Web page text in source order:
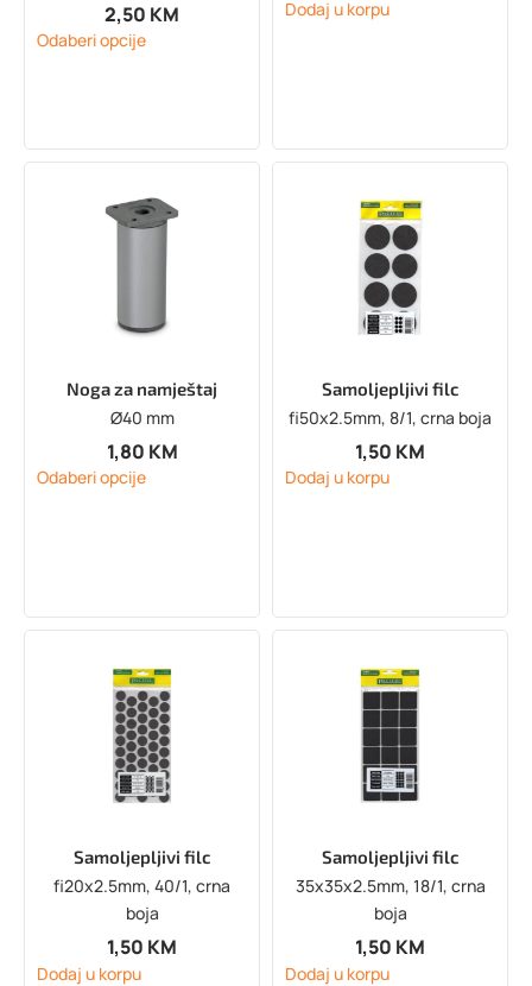
2,50 KM
Odaberi opcije
Dodaj u korpu
Noga za namještaj
Ø40 mm
1,80 KM
Odaberi opcije
Samoljepljivi filc
fi50x2.5mm, 8/1, crna boja
1,50 KM
Dodaj u korpu
Samoljepljivi filc
fi20x2.5mm, 40/1, crna
boja
1,50 KM
Dodaj u korpu
Samoljepljivi filc
35x35x2.5mm, 18/1, crna
boja
1,50 KM
Dodaj u korpu